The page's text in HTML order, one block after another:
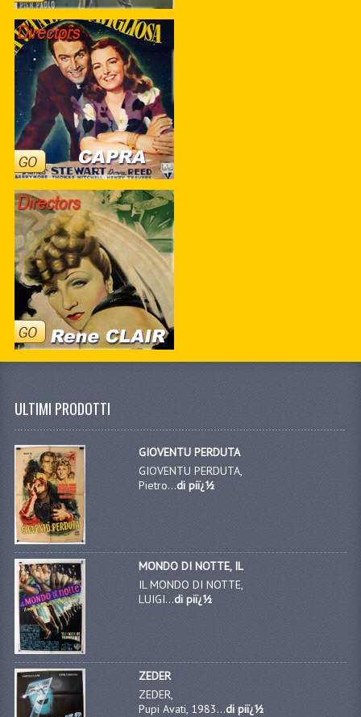
ULTIMI PRODOTTI
GIOVENTU PERDUTA
GIOVENTU PERDUTA,
Pietro...di piï¿½
MONDO DI NOTTE, IL
IL MONDO DI NOTTE,
LUIGI...di piï¿½
ZEDER
ZEDER,
Pupi Avati, 1983...di piï¿½